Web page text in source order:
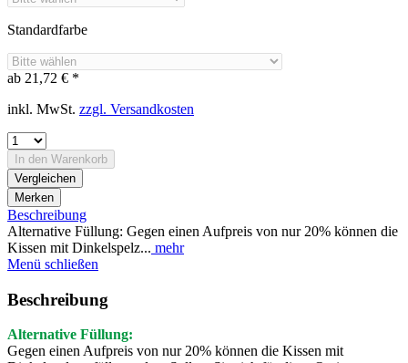
Standardfarbe
ab 21,72 € *
inkl. MwSt. zzgl. Versandkosten
In den Warenkorb
Vergleichen
Merken
Beschreibung
Alternative Füllung: Gegen einen Aufpreis von nur 20% können die
Kissen mit Dinkelspelz... mehr
Menü schließen
Beschreibung
Alternative Füllung:
Gegen einen Aufpreis von nur 20% können die Kissen mit